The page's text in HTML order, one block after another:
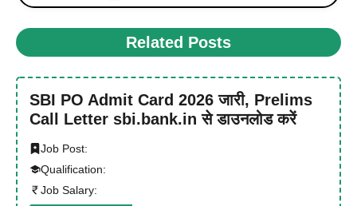
Related Posts
SBI PO Admit Card 2026 जारी, Prelims
Call Letter sbi.bank.in से डाउनलोड करें
Job Post:
Qualification:
Job Salary: